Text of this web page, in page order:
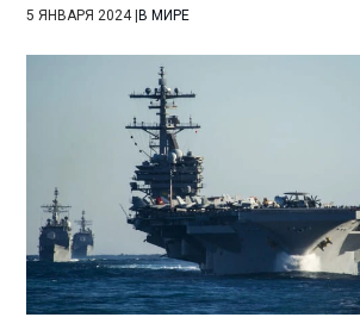
5 ЯНВАРЯ 2024|В МИРЕ